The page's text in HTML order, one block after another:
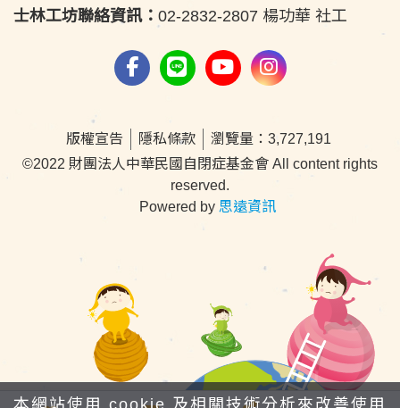
士林工坊聯絡資訊： 02-2832-2807 楊功華 社工
版權宣告 隱私條款
瀏覽量：3,727,191
©2022 財團法人中華民國自閉症基金會 All content rights
reserved.
Powered by 思遠資訊
本網站使用 cookie 及相關技術分析來改善使用